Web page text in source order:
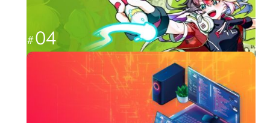
04
日本のクリエーター文化を広める
イラスト・アニメ